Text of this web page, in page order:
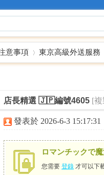
意事項
›
東京高級外送服務
›
店長精選 🇯🇵編號4605 [
發表於 2026-6-3 15:17:31
ロマンチックで
您需要 登錄 才可以下